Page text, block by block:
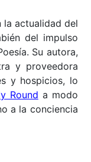
la actualidad del
del impulso
Su autora,
y proveedora
y hospicios, lo
Round a modo
a la conciencia